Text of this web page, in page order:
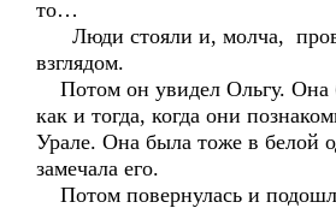
то…
Люди стояли и, молча,
взглядом.
Потом он увидел Ольгу. Она
как и тогда, когда они
Урале. Она была тоже в белой
замечала его.
Потом повернулась и